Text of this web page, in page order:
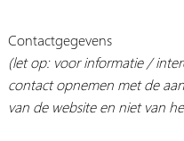
Contactgegevens
(let op: voor informatie /
contact opnemen met de
van de website en niet van